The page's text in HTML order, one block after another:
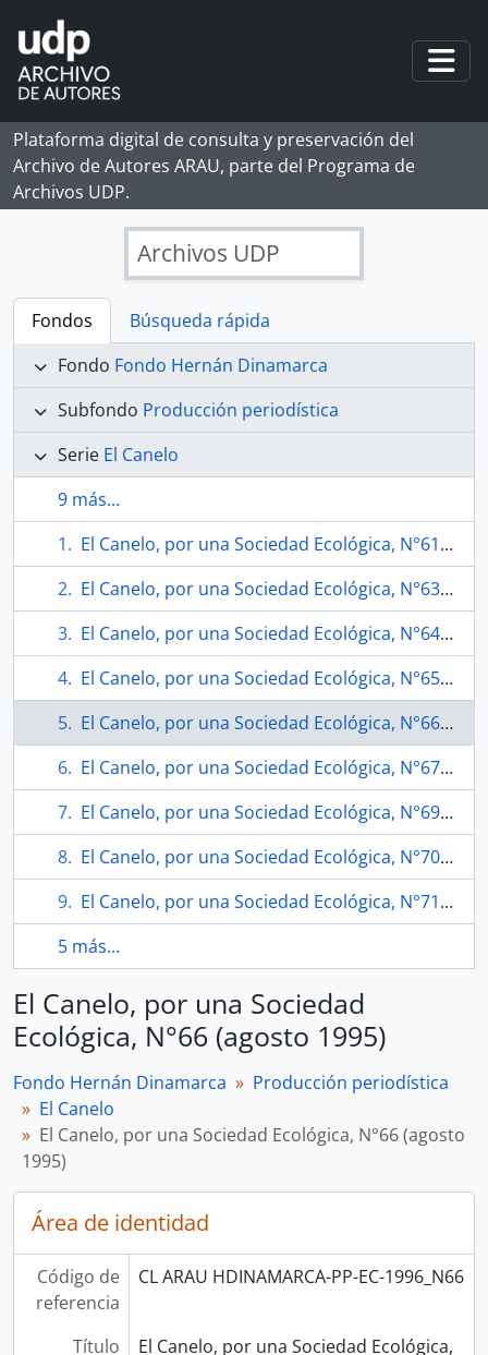
Skip to main content
Plataforma digital de consulta y preservación del
Archivo de Autores ARAU, parte del Programa de
Archivos UDP.
Archivos UDP
Fondos
Búsqueda rápida
Fondo Fondo Hernán Dinamarca
Subfondo Producción periodística
Serie El Canelo
9 más...
El Canelo, por una Sociedad Ecológica, N°61 (marzo 1995)
El Canelo, por una Sociedad Ecológica, N°63 ( mayo 1995)
El Canelo, por una Sociedad Ecológica, N°64 ( junio 1995)
El Canelo, por una Sociedad Ecológica, N°65 ( julio 1995)
El Canelo, por una Sociedad Ecológica, N°66 (agosto 1995)
El Canelo, por una Sociedad Ecológica, N°67 (septiembre 1995)
El Canelo, por una Sociedad Ecológica, N°69 (noviembre 1995)
El Canelo, por una Sociedad Ecológica, N°70 (diciembre 1995)
El Canelo, por una Sociedad Ecológica, N°71 (marzo 1996)
5 más...
El Canelo, por una Sociedad
Ecológica, N°66 (agosto 1995)
Fondo Hernán Dinamarca
Producción periodística
El Canelo
El Canelo, por una Sociedad Ecológica, N°66 (agosto
1995)
Área de identidad
Código de
referencia
CL ARAU HDINAMARCA-PP-EC-1996_N66
Título
El Canelo, por una Sociedad Ecológica,